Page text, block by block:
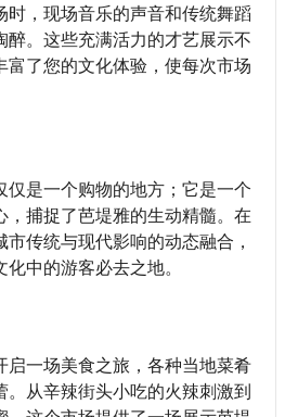
时，现场音乐的声音和传统舞蹈
醉。这些充满活力的才艺展示不
富了您的文化体验，使每次市场
仅是一个购物的地方；它是一个
，捕捉了芭堤雅的生动精髓。在
传统与现代影响的动态融合，
中的游客必去之地。
启一场美食之旅，各种当地菜肴
。从辛辣街头小吃的火辣刺激到